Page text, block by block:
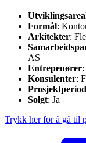
Formål:
Arkitekter:
AS
Entrepenører
Konsulenter:
Solgt: Ja
Trykk her for å gå til